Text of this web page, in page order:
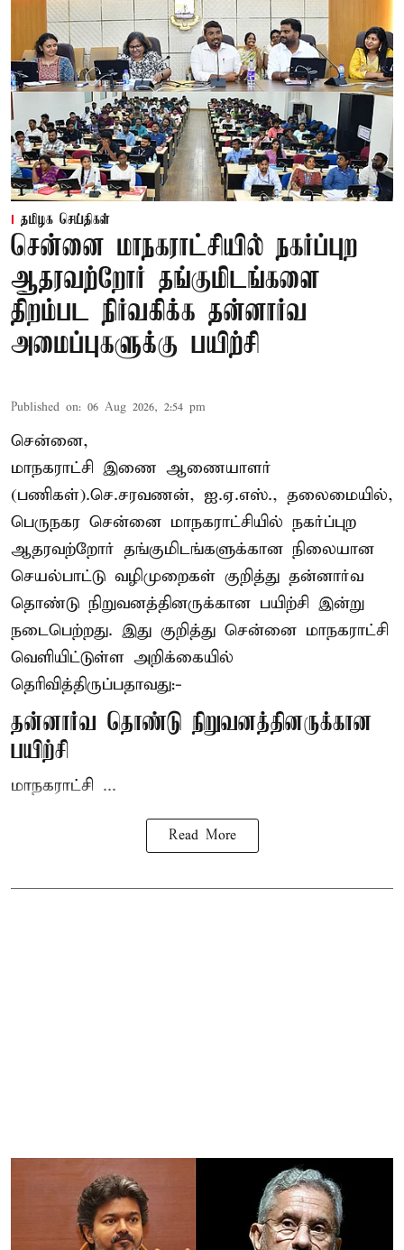
தமிழக செய்திகள்
சென்னை மாநகராட்சியில் நகர்ப்புற
ஆதரவற்றோர் தங்குமிடங்களை
திறம்பட நிர்வகிக்க தன்னார்வ
அமைப்புகளுக்கு பயிற்சி
Published on: 06 Aug 2026, 2:54 pm
சென்னை,
மாநகராட்சி இணை ஆணையாளர்
(பணிகள்).செ.சரவணன், ஐ.ஏ.எஸ்., தலைமையில்,
பெருநகர சென்னை மாநகராட்சியில் நகர்ப்புற
ஆதரவற்றோர் தங்குமிடங்களுக்கான நிலையான
செயல்பாட்டு வழிமுறைகள் குறித்து தன்னார்வ
தொண்டு நிறுவனத்தினருக்கான பயிற்சி இன்று
நடைபெற்றது. இது குறித்து சென்னை மாநகராட்சி
வெளியிட்டுள்ள அறிக்கையில்
தெரிவித்திருப்பதாவது:-
தன்னார்வ தொண்டு நிறுவனத்தினருக்கான
பயிற்சி
மாநகராட்சி ...
Read More